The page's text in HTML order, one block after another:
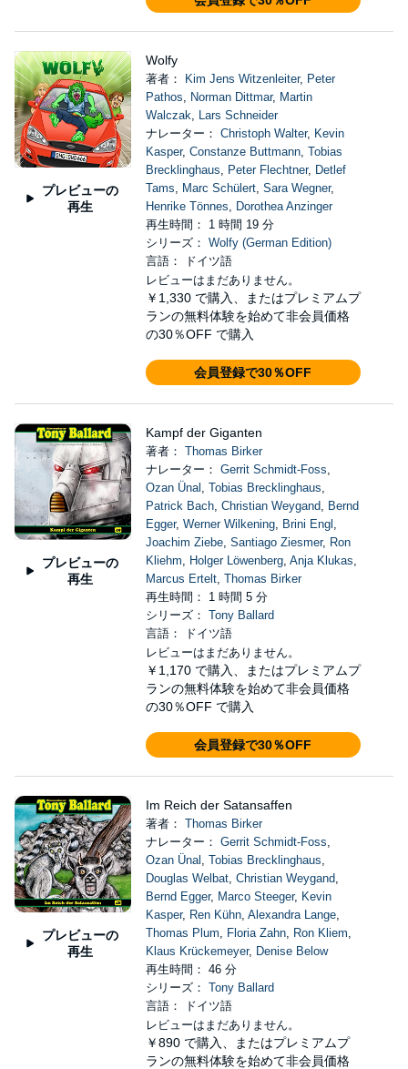
プレビューの
再生
Wolfy
著者： Kim Jens Witzenleiter, Peter
Pathos, Norman Dittmar, Martin
Walczak, Lars Schneider
ナレーター： Christoph Walter, Kevin
Kasper, Constanze Buttmann, Tobias
Brecklinghaus, Peter Flechtner, Detlef
Tams, Marc Schülert, Sara Wegner,
Henrike Tönnes, Dorothea Anzinger
再生時間： 1 時間 19 分
シリーズ： Wolfy (German Edition)
言語： ドイツ語
レビューはまだありません。
￥1,330 で購入、またはプレミアムプ
ランの無料体験を始めて非会員価格
の30％OFF で購入
会員登録で30％OFF
プレビューの
再生
Kampf der Giganten
著者： Thomas Birker
ナレーター： Gerrit Schmidt-Foss,
Ozan Ünal , Tobias Brecklinghaus,
Patrick Bach, Christian Weygand, Bernd
Egger, Werner Wilkening, Brini Engl ,
Joachim Ziebe, Santiago Ziesmer, Ron
Kliehm, Holger Löwenberg, Anja Klukas,
Marcus Ertelt, Thomas Birker
再生時間： 1 時間 5 分
シリーズ： Tony Ballard
言語： ドイツ語
レビューはまだありません。
￥1,170 で購入、またはプレミアムプ
ランの無料体験を始めて非会員価格
の30％OFF で購入
会員登録で30％OFF
プレビューの
再生
Im Reich der Satansaffen
著者： Thomas Birker
ナレーター： Gerrit Schmidt-Foss,
Ozan Ünal , Tobias Brecklinghaus,
Douglas Welbat, Christian Weygand,
Bernd Egger, Marco Steeger, Kevin
Kasper, Ren Kühn, Alexandra Lange,
Thomas Plum, Floria Zahn, Ron Kliem,
Klaus Krückemeyer, Denise Below
再生時間： 46 分
シリーズ： Tony Ballard
言語： ドイツ語
レビューはまだありません。
￥890 で購入、またはプレミアムプ
ランの無料体験を始めて非会員価格